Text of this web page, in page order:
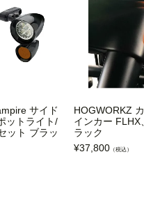
サイド
ットライト/
ット ブラッ
HOGWORKZ
インカー
ラック
¥37,800 （税込）